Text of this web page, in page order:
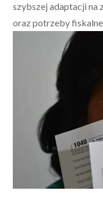
szybszej adaptacji na
oraz potrzeby